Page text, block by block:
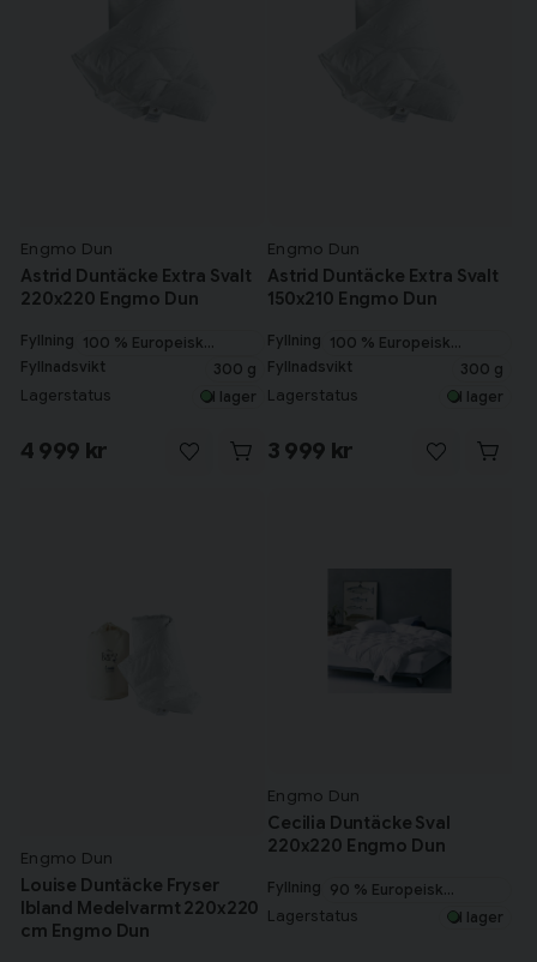
Engmo Dun
Astrid Duntäcke Extra Svalt
220x220 Engmo Dun
Fyllning 100 % Europeisk
gåsdun
Fyllnadsvikt 300 g
Lagerstatus I lager
4 999 kr
Engmo Dun
Astrid Duntäcke Extra Svalt
150x210 Engmo Dun
Fyllning 100 % Europeisk
gåsdun
Fyllnadsvikt 300 g
Lagerstatus I lager
3 999 kr
Engmo Dun
Louise Duntäcke Fryser
Ibland Medelvarmt 220x220
cm Engmo Dun
Engmo Dun
Cecilia Duntäcke Sval
220x220 Engmo Dun
Fyllning 90 % Europeisk
myskanddun
Lagerstatus I lager